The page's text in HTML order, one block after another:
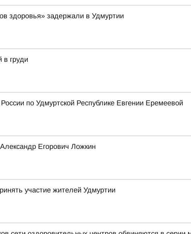
здоровья» задержали в Удмуртии
в груди
по Удмуртской Республике Евгении Еремеевой
Егорович Ложкин
участие жителей Удмуртии